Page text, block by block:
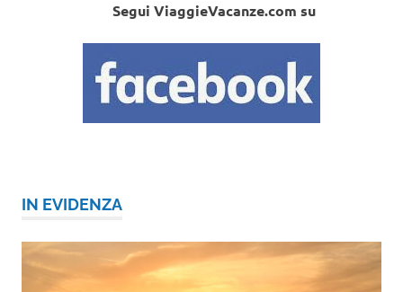
Segui ViaggieVacanze.com su
IN EVIDENZA